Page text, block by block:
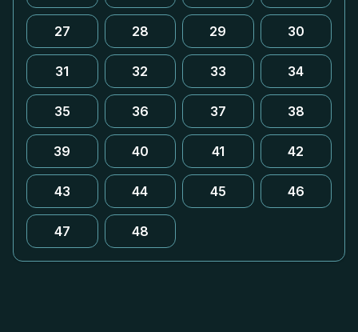
27 28 29 30
31 32 33 34
35 36 37 38
39 40 41 42
43 44 45 46
47 48